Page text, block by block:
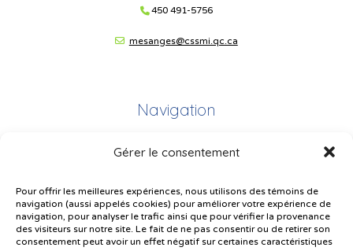
Gérer le consentement
Pour offrir les meilleures expériences, nous utilisons des témoins de
navigation (aussi appelés cookies) pour améliorer votre expérience de
navigation, pour analyser le trafic ainsi que pour vérifier la provenance
des visiteurs sur notre site. Le fait de ne pas consentir ou de retirer son
consentement peut avoir un effet négatif sur certaines caractéristiques
450 491-5756
mesanges@cssmi.qc.ca
Navigation
Plan du site
Plainte – service à l’élève
Politique de confidentialité